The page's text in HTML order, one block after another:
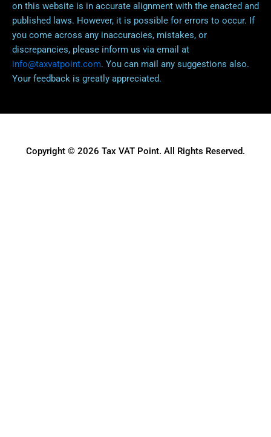
on this website is in accurate alignment with the enacted and
published laws. However, it is possible for errors to occur. If
you come across any inaccuracies, mistakes, or
discrepancies, please inform us via email at
info@taxvatpoint.com. You can mail any suggestions also.
Your feedback is greatly appreciated.
Copyright © 2026 Tax VAT Point. All Rights Reserved.